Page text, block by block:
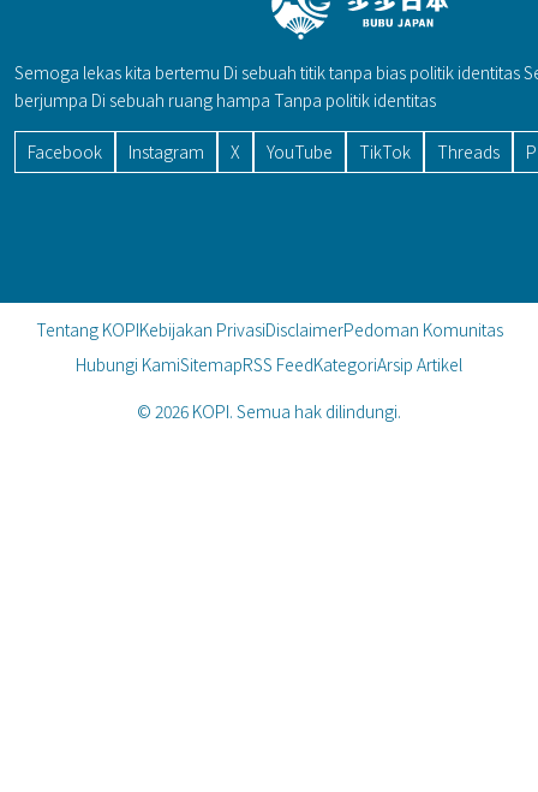
Semoga lekas kita bertemu Di sebuah titik tanpa bias politik identitas
berjumpa Di sebuah ruang hampa Tanpa politik identitas
Facebook Instagram X YouTube TikTok Threads
Tentang KOPIKebijakan PrivasiDisclaimerPedoman Komunitas
Hubungi KamiSitemapRSS FeedKategoriArsip Artikel
© 2026 KOPI. Semua hak dilindungi.